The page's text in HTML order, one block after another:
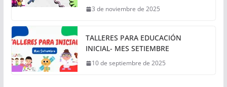
3 de noviembre de 2025
TALLERES PARA EDUCACIÓN
INICIAL- MES SETIEMBRE
10 de septiembre de 2025